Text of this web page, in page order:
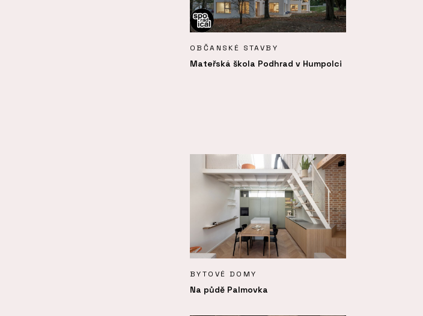
OBČANSKÉ STAVBY
Mateřská škola Podhrad v Humpolci
BYTOVÉ DOMY
Na půdě Palmovka